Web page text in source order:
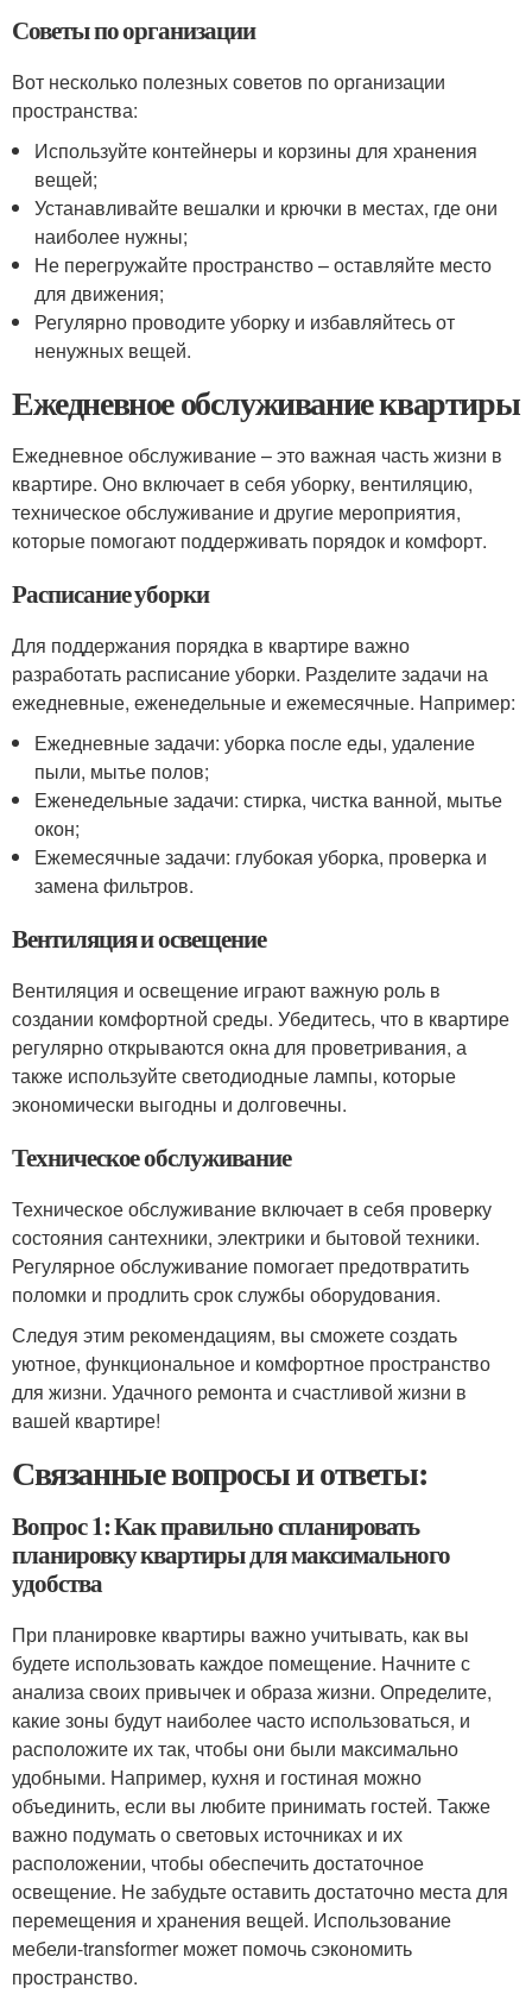
Советы по организации
Вот несколько полезных советов по организации
пространства:
Используйте контейнеры и корзины для хранения
вещей;
Устанавливайте вешалки и крючки в местах, где они
наиболее нужны;
Не перегружайте пространство – оставляйте место
для движения;
Регулярно проводите уборку и избавляйтесь от
ненужных вещей.
Ежедневное обслуживание квартиры
Ежедневное обслуживание – это важная часть жизни в
квартире. Оно включает в себя уборку, вентиляцию,
техническое обслуживание и другие мероприятия,
которые помогают поддерживать порядок и комфорт.
Расписание уборки
Для поддержания порядка в квартире важно
разработать расписание уборки. Разделите задачи на
ежедневные, еженедельные и ежемесячные. Например:
Ежедневные задачи: уборка после еды, удаление
пыли, мытье полов;
Еженедельные задачи: стирка, чистка ванной, мытье
окон;
Ежемесячные задачи: глубокая уборка, проверка и
замена фильтров.
Вентиляция и освещение
Вентиляция и освещение играют важную роль в
создании комфортной среды. Убедитесь, что в квартире
регулярно открываются окна для проветривания, а
также используйте светодиодные лампы, которые
экономически выгодны и долговечны.
Техническое обслуживание
Техническое обслуживание включает в себя проверку
состояния сантехники, электрики и бытовой техники.
Регулярное обслуживание помогает предотвратить
поломки и продлить срок службы оборудования.
Следуя этим рекомендациям, вы сможете создать
уютное, функциональное и комфортное пространство
для жизни. Удачного ремонта и счастливой жизни в
вашей квартире!
Связанные вопросы и ответы:
Вопрос 1: Как правильно спланировать
планировку квартиры для максимального
удобства
При планировке квартиры важно учитывать, как вы
будете использовать каждое помещение. Начните с
анализа своих привычек и образа жизни. Определите,
какие зоны будут наиболее часто использоваться, и
расположите их так, чтобы они были максимально
удобными. Например, кухня и гостиная можно
объединить, если вы любите принимать гостей. Также
важно подумать о световых источниках и их
расположении, чтобы обеспечить достаточное
освещение. Не забудьте оставить достаточно места для
перемещения и хранения вещей. Использование
мебели-transformer может помочь сэкономить
пространство.